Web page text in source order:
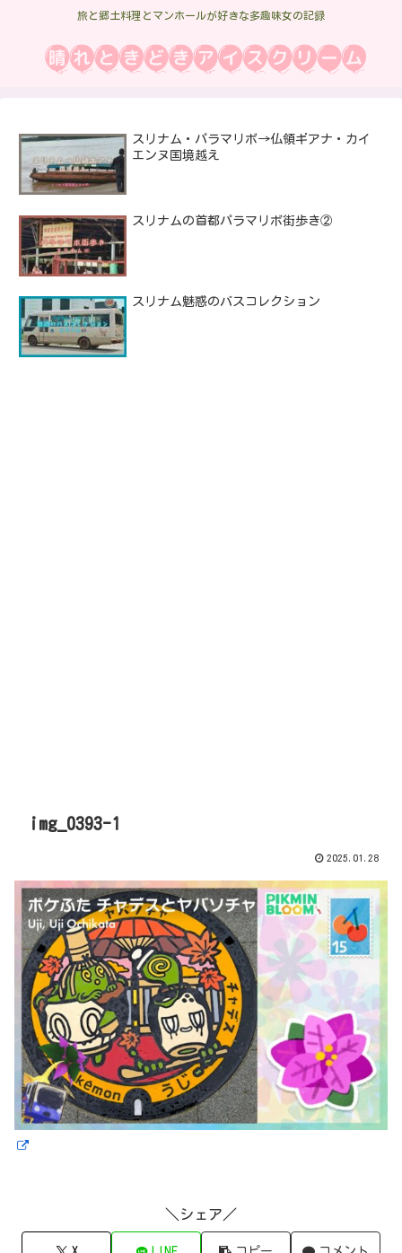
旅と郷土料理とマンホールが好きな多趣味女の記録
スリナム・パラマリボ→仏領ギアナ・カイ
エンヌ国境越え
スリナムの首都パラマリボ街歩き②
スリナム魅惑のバスコレクション
img_0393-1
2025.01.28
＼シェア／